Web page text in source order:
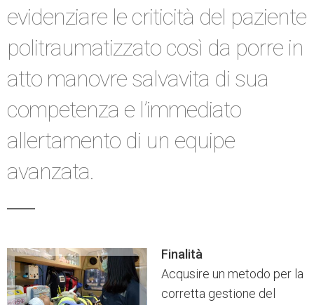
evidenziare le criticità del paziente
politraumatizzato così da porre in
atto manovre salvavita di sua
competenza e l’immediato
allertamento di un equipe
avanzata.
Finalità
Acqusire un metodo per la
corretta gestione del